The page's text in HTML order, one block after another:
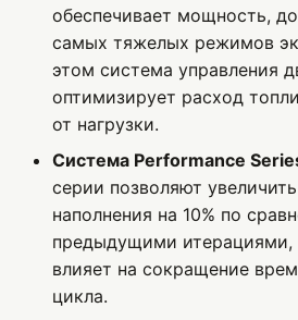
обеспечивает мощность,
самых тяжелых режимов
этом система управления
оптимизирует расход
от нагрузки.
Система Performance
серии позволяют
наполнения на 10% по
предыдущими итерациями,
влияет на сокращение
цикла.